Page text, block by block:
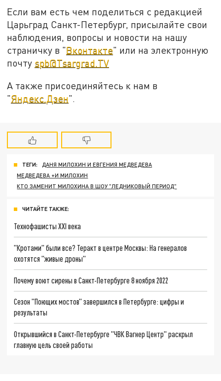
Если вам есть чем поделиться с редакцией
Царьград Санкт-Петербург, присылайте свои
наблюдения, вопросы и новости на нашу
страничку в "Вконтакте" или на электронную
почту spb@Tsargrad.TV
А также присоединяйтесь к нам в
"Яндекс.Дзен".
ТЕГИ:
ДАНЯ МИЛОХИН И ЕВГЕНИЯ МЕДВЕДЕВА
МЕДВЕДЕВА +И МИЛОХИН
КТО ЗАМЕНИТ МИЛОХИНА В ШОУ "ЛЕДНИКОВЫЙ ПЕРИОД"
ЧИТАЙТЕ ТАКЖЕ:
Технофашисты XXI века
"Кротами" были все? Теракт в центре Москвы: На генералов
охотятся "живые дроны"
Почему воют сирены в Санкт-Петербурге 8 ноября 2022
Сезон "Поющих мостов" завершился в Петербурге: цифры и
результаты
Открывшийся в Санкт-Петербурге "ЧВК Вагнер Центр" раскрыл
главную цель своей работы